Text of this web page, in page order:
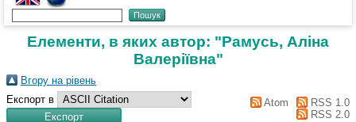
Елементи, в яких автор: "Рамусь, Аліна
Валеріївна"
Вгору на рівень
Експорт в
Atom
RSS 1.0
RSS 2.0